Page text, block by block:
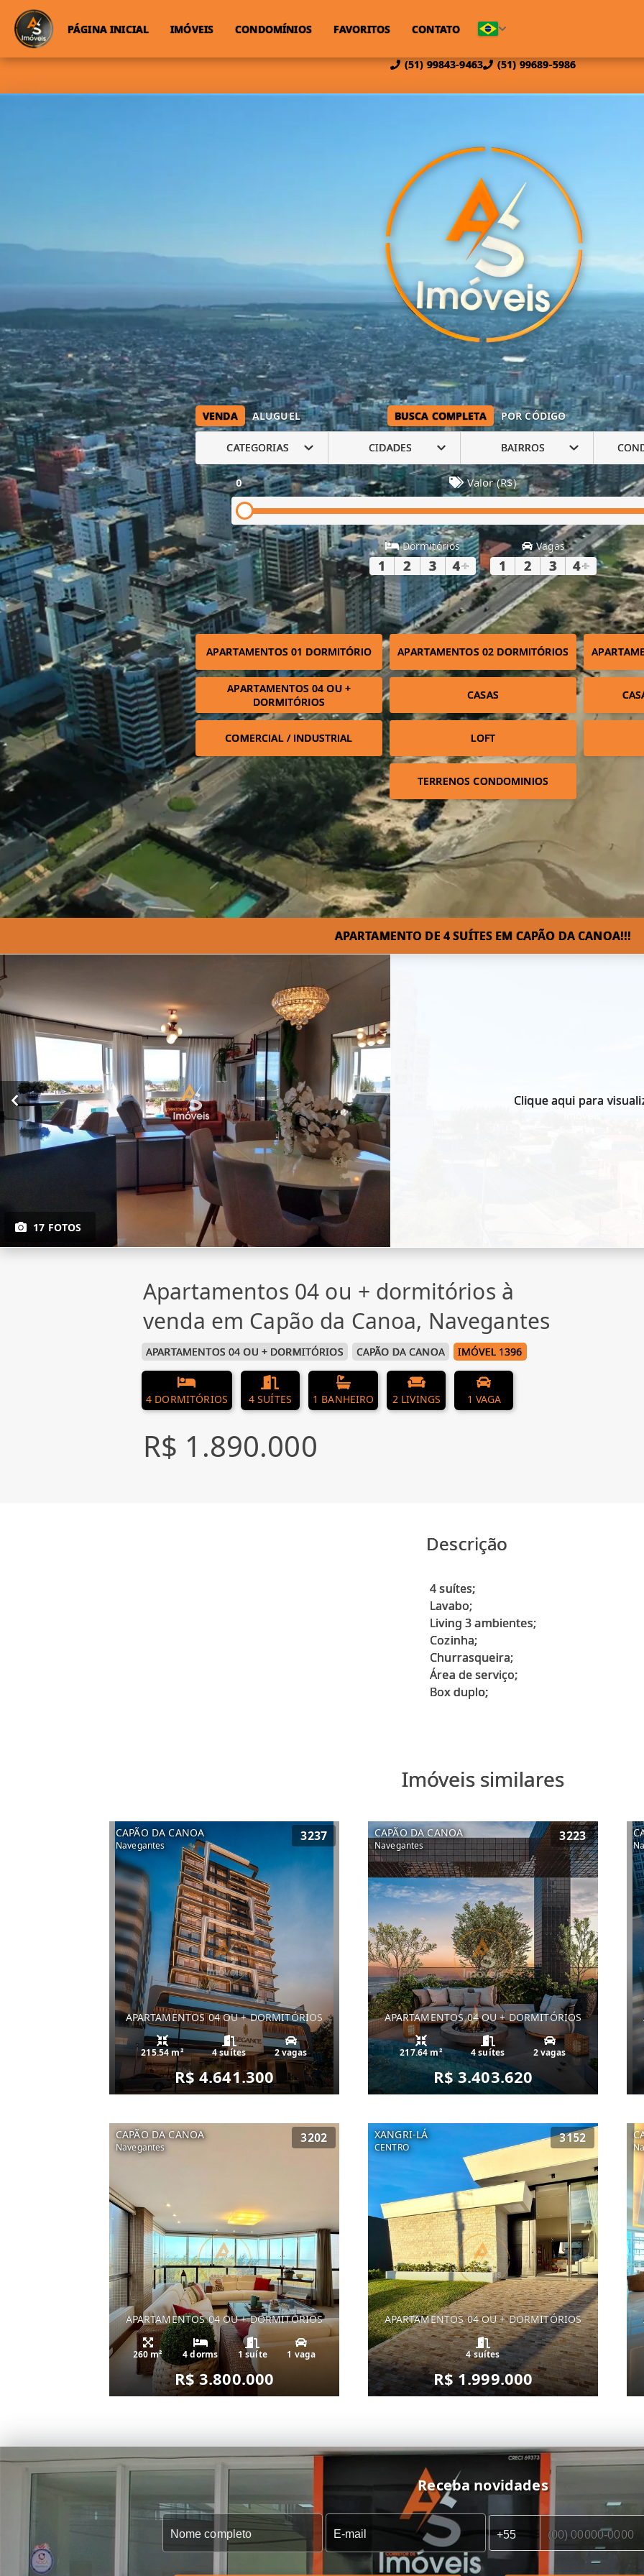
(51) 99843-9463 (51) 99689-5986
PÁGINA INICIAL IMÓVEIS CONDOMÍNIOS FAVORITOS CONTATO
VENDA ALUGUEL BUSCA COMPLETA POR CÓDIGO
CATEGORIAS CIDADES BAIRROS
0 Valor (R$)
Dormitórios
1 2 3 4+
Vagas
1 2 3 4+
APARTAMENTOS 01 DORMITÓRIO APARTAMENTOS 02 DORMITÓRIOS
APARTAMENTOS 04 OU +
DORMITÓRIOS
CASAS
COMERCIAL / INDUSTRIAL LOFT
TERRENOS CONDOMINIOS
APARTAMENTO DE 4 SUÍTES EM CAPÃO DA CANOA!!!
17 FOTOS
Clique aqui para
Apartamentos 04 ou + dormitórios à
venda em Capão da Canoa, Navegantes
APARTAMENTOS 04 OU + DORMITÓRIOS CAPÃO DA CANOA IMÓVEL 1396
4 DORMITÓRIOS 4 SUÍTES 1 BANHEIRO 2 LIVINGS 1 VAGA
R$ 1.890.000
Descrição
4 suítes;
Lavabo;
Living 3 ambientes;
Cozinha;
Churrasqueira;
Área de serviço;
Imóveis similares
CAPÃO DA CANOA
Navegantes
3237
APARTAMENTOS 04 OU + DORMITÓRIOS
215.54 m² 4 suítes 2 vagas
R$ 4.641.300
CAPÃO DA CANOA
Navegantes
3223
APARTAMENTOS 04 OU + DORMITÓRIOS
217.64 m² 4 suítes 2 vagas
R$ 3.403.620
CAPÃO DA CANOA
Navegantes
3202
APARTAMENTOS 04 OU + DORMITÓRIOS
260 m² 4 dorms 1 suíte 1 vaga
R$ 3.800.000
XANGRI-LÁ
CENTRO
3152
APARTAMENTOS 04 OU + DORMITÓRIOS
4 suítes
R$ 1.999.000
Receba novidades